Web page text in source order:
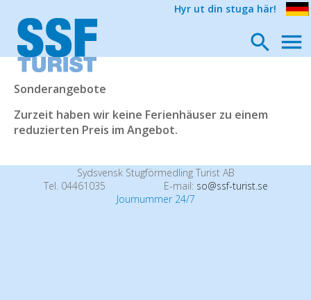
Hyr ut din stuga här!
Sonderangebote
Zurzeit haben wir keine Ferienhäuser zu einem
reduzierten Preis im Angebot.
Sydsvensk Stugförmedling Turist AB
Tel. 04461035
E-mail: so@ssf-turist.se
Journummer 24/7